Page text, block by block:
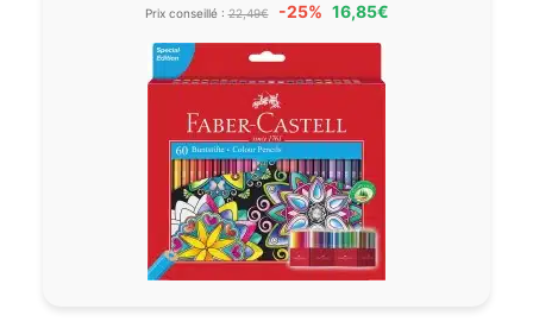
Prix conseillé :22,49€ -25% 16,85€